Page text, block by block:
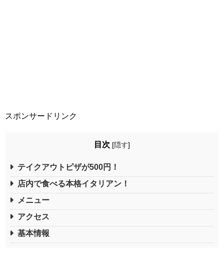
スポンサードリンク
目次 [隠す]
テイクアウトピザが500円！
店内で食べる本格イタリアン！
メニュー
アクセス
基本情報